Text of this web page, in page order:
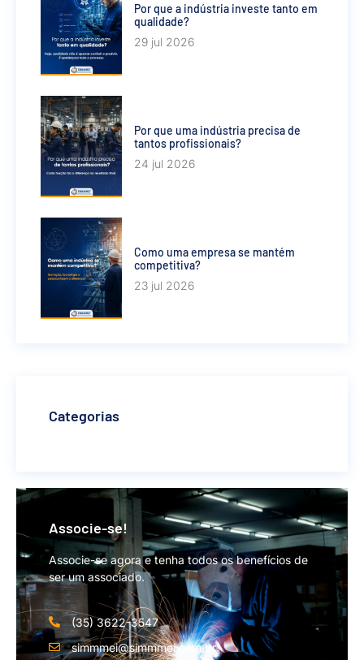
Por que a indústria investe tanto em
qualidade?
29 jul 2026
Por que uma indústria precisa de
tantos profissionais?
24 jul 2026
Como uma empresa se mantém
competitiva?
23 jul 2026
Categorias
Associe-se!
Associe-se agora e tenha todos os benefícios de
ser um associado.
(35) 3622-3547
simmmei@simmmei.com.br